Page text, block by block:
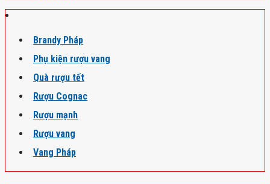
Brandy Pháp
Phụ kiện rượu vang
Quà rượu tết
Rượu Cognac
Rượu mạnh
Rượu vang
Vang Pháp